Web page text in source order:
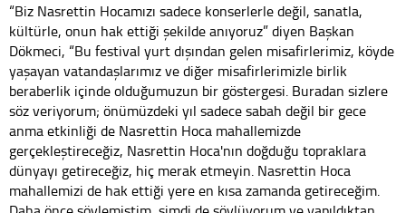
“Biz Nasrettin Hocamızı sadece konserlerle değil, sanatla,
kültürle, onun hak ettiği şekilde anıyoruz” diyen Başkan
Dökmeci, “Bu festival yurt dışından gelen misafirlerimiz, köyde
yaşayan vatandaşlarımız ve diğer misafirlerimizle birlik
beraberlik içinde olduğumuzun bir göstergesi. Buradan sizlere
söz veriyorum; önümüzdeki yıl sadece sabah değil bir gece
anma etkinliği de Nasrettin Hoca mahallemizde
gerçekleştireceğiz, Nasrettin Hoca'nın doğduğu topraklara
dünyayı getireceğiz, hiç merak etmeyin. Nasrettin Hoca
mahallemizi de hak ettiği yere en kısa zamanda getireceğim.